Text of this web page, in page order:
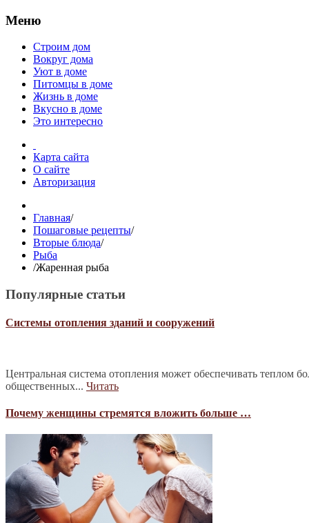
Меню
Строим дом
Вокруг дома
Уют в доме
Питомцы в доме
Жизнь в доме
Вкусно в доме
Это интересно
Карта сайта
О сайте
Авторизация
Главная/
Пошаговые рецепты/
Вторые блюда/
Рыба
/Жаренная рыба
Популярные статьи
Системы отопления зданий и сооружений
Центральная система отопления может обеспечивать
общественных... Читать
Почему женщины стремятся вложить больше …